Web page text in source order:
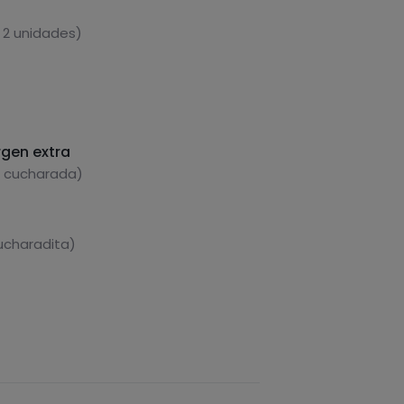
unidades)
extra
cucharada)